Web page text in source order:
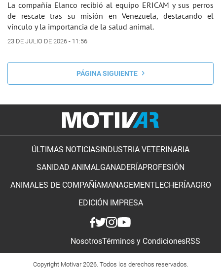
La compañía Elanco recibió al equipo ERICAM y sus perros
de rescate tras su misión en Venezuela, destacando el
vínculo y la importancia de la salud animal.
23 DE JULIO DE 2026 - 11:56
PÁGINA SIGUIENTE
ÚLTIMAS NOTICIASINDUSTRIA VETERINARIA
SANIDAD ANIMALGANADERÍAPROFESIÓN
ANIMALES DE COMPAÑÍAMANAGEMENTLECHERÍAAGRO
EDICIÓN IMPRESA
NosotrosTérminos y CondicionesRSS
Copyright Motivar 2026. Todos los derechos reservados.